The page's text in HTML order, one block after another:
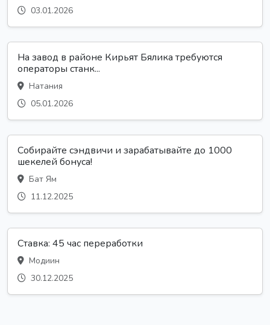
03.01.2026
На завод в районе Кирьят Бялика требуются
операторы станк...
Натания
05.01.2026
Собирайте сэндвичи и зарабатывайте до 1000
шекелей бонуса!
Бат Ям
11.12.2025
Ставка: 45 час переработки
Модиин
30.12.2025